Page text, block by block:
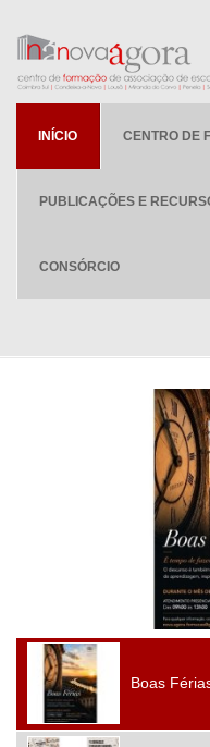
INÍCIO CENTRO DE
PUBLICAÇÕES E
CONSÓRCIO
Boas